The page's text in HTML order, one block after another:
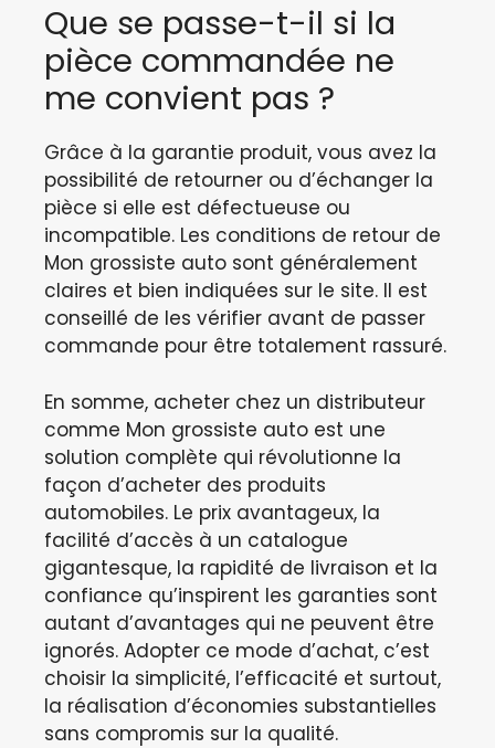
Que se passe-t-il si la
pièce commandée ne
me convient pas ?
Grâce à la garantie produit, vous avez la
possibilité de retourner ou d’échanger la
pièce si elle est défectueuse ou
incompatible. Les conditions de retour de
Mon grossiste auto sont généralement
claires et bien indiquées sur le site. Il est
conseillé de les vérifier avant de passer
commande pour être totalement rassuré.
En somme, acheter chez un distributeur
comme Mon grossiste auto est une
solution complète qui révolutionne la
façon d’acheter des produits
automobiles. Le prix avantageux, la
facilité d’accès à un catalogue
gigantesque, la rapidité de livraison et la
confiance qu’inspirent les garanties sont
autant d’avantages qui ne peuvent être
ignorés. Adopter ce mode d’achat, c’est
choisir la simplicité, l’efficacité et surtout,
la réalisation d’économies substantielles
sans compromis sur la qualité.